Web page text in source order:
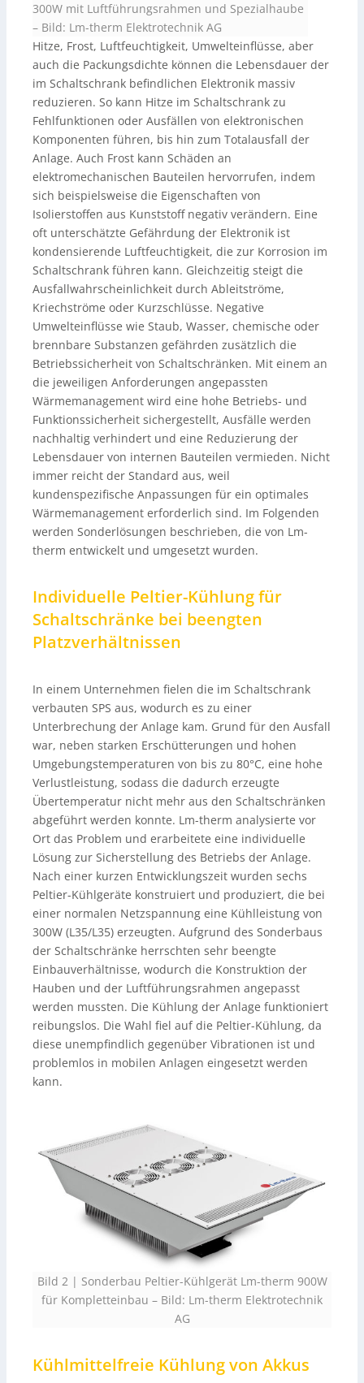
300W mit Luftführungsrahmen und Spezialhaube
– Bild: Lm-therm Elektrotechnik AG
Hitze, Frost, Luftfeuchtigkeit, Umwelteinflüsse, aber
auch die Packungsdichte können die Lebensdauer der
im Schaltschrank befindlichen Elektronik massiv
reduzieren. So kann Hitze im Schaltschrank zu
Fehlfunktionen oder Ausfällen von elektronischen
Komponenten führen, bis hin zum Totalausfall der
Anlage. Auch Frost kann Schäden an
elektromechanischen Bauteilen hervorrufen, indem
sich beispielsweise die Eigenschaften von
Isolierstoffen aus Kunststoff negativ verändern. Eine
oft unterschätzte Gefährdung der Elektronik ist
kondensierende Luftfeuchtigkeit, die zur Korrosion im
Schaltschrank führen kann. Gleichzeitig steigt die
Ausfallwahrscheinlichkeit durch Ableitströme,
Kriechströme oder Kurzschlüsse. Negative
Umwelteinflüsse wie Staub, Wasser, chemische oder
brennbare Substanzen gefährden zusätzlich die
Betriebssicherheit von Schaltschränken. Mit einem an
die jeweiligen Anforderungen angepassten
Wärmemanagement wird eine hohe Betriebs- und
Funktionssicherheit sichergestellt, Ausfälle werden
nachhaltig verhindert und eine Reduzierung der
Lebensdauer von internen Bauteilen vermieden. Nicht
immer reicht der Standard aus, weil
kundenspezifische Anpassungen für ein optimales
Wärmemanagement erforderlich sind. Im Folgenden
werden Sonderlösungen beschrieben, die von Lm-
therm entwickelt und umgesetzt wurden.
Individuelle Peltier-Kühlung für
Schaltschränke bei beengten
Platzverhältnissen
In einem Unternehmen fielen die im Schaltschrank
verbauten SPS aus, wodurch es zu einer
Unterbrechung der Anlage kam. Grund für den Ausfall
war, neben starken Erschütterungen und hohen
Umgebungstemperaturen von bis zu 80°C, eine hohe
Verlustleistung, sodass die dadurch erzeugte
Übertemperatur nicht mehr aus den Schaltschränken
abgeführt werden konnte. Lm-therm analysierte vor
Ort das Problem und erarbeitete eine individuelle
Lösung zur Sicherstellung des Betriebs der Anlage.
Nach einer kurzen Entwicklungszeit wurden sechs
Peltier-Kühlgeräte konstruiert und produziert, die bei
einer normalen Netzspannung eine Kühlleistung von
300W (L35/L35) erzeugten. Aufgrund des Sonderbaus
der Schaltschränke herrschten sehr beengte
Einbauverhältnisse, wodurch die Konstruktion der
Hauben und der Luftführungsrahmen angepasst
werden mussten. Die Kühlung der Anlage funktioniert
reibungslos. Die Wahl fiel auf die Peltier-Kühlung, da
diese unempfindlich gegenüber Vibrationen ist und
problemlos in mobilen Anlagen eingesetzt werden
kann.
Bild 2 | Sonderbau Peltier-Kühlgerät Lm-therm 900W
für Kompletteinbau – Bild: Lm-therm Elektrotechnik
AG
Kühlmittelfreie Kühlung von Akkus